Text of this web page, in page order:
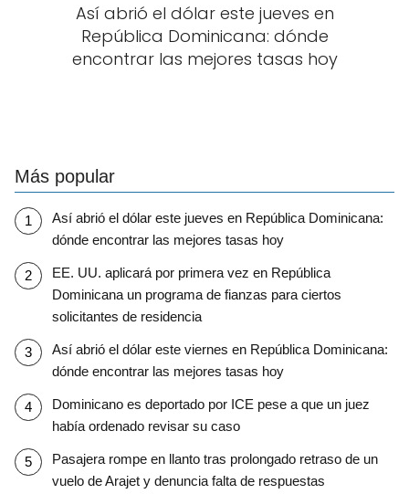
Así abrió el dólar este jueves en
República Dominicana: dónde
encontrar las mejores tasas hoy
Más popular
Así abrió el dólar este jueves en República Dominicana:
dónde encontrar las mejores tasas hoy
EE. UU. aplicará por primera vez en República
Dominicana un programa de fianzas para ciertos
solicitantes de residencia
Así abrió el dólar este viernes en República Dominicana:
dónde encontrar las mejores tasas hoy
Dominicano es deportado por ICE pese a que un juez
había ordenado revisar su caso
Pasajera rompe en llanto tras prolongado retraso de un
vuelo de Arajet y denuncia falta de respuestas